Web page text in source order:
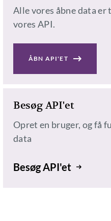
Alle vores åbne data
vores API.
ÅBN API'ET
Besøg API'et
Opret en bruger, og få
data
Besøg API'et